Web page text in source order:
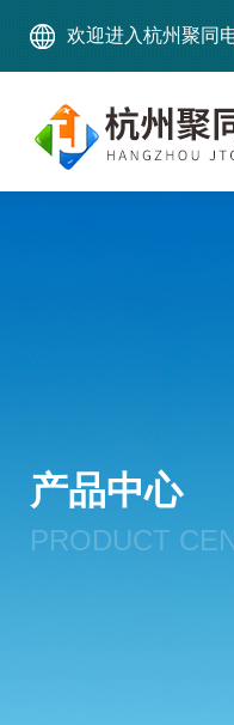
欢迎进入杭州聚同
产品中心
PRODUCT